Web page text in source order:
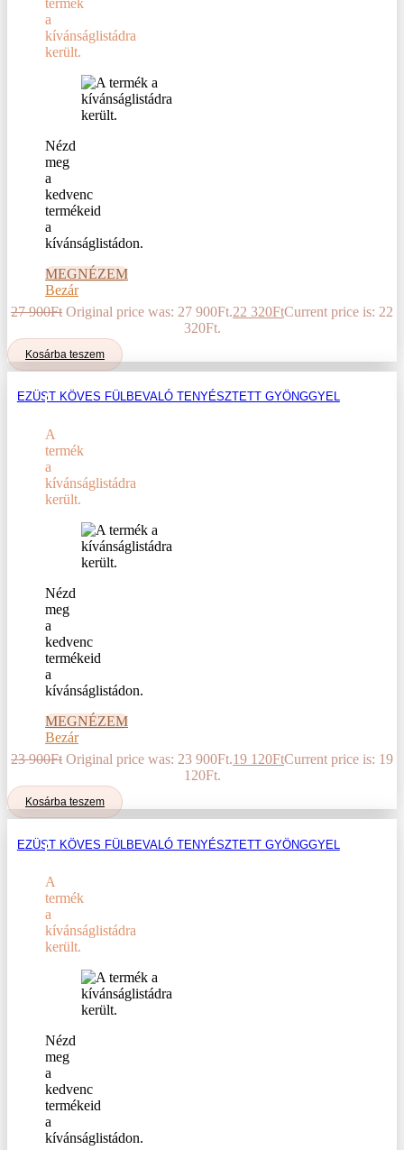
a
kívánságlistádra
került.
Nézd
meg
a
kedvenc
termékeid
a
kívánságlistádon.
MEGNÉZEM
Bezár
27 900Ft Original price was: 27 900Ft.22 320FtCurrent price is: 22
320Ft.
Kosárba teszem
EZÜST KÖVES FÜLBEVALÓ TENYÉSZTETT GYÖNGGYEL
A
termék
a
kívánságlistádra
került.
Nézd
meg
a
kedvenc
termékeid
a
kívánságlistádon.
MEGNÉZEM
Bezár
23 900Ft Original price was: 23 900Ft.19 120FtCurrent price is: 19
120Ft.
Kosárba teszem
EZÜST KÖVES FÜLBEVALÓ TENYÉSZTETT GYÖNGGYEL
A
termék
a
kívánságlistádra
került.
Nézd
meg
a
kedvenc
termékeid
a
kívánságlistádon.